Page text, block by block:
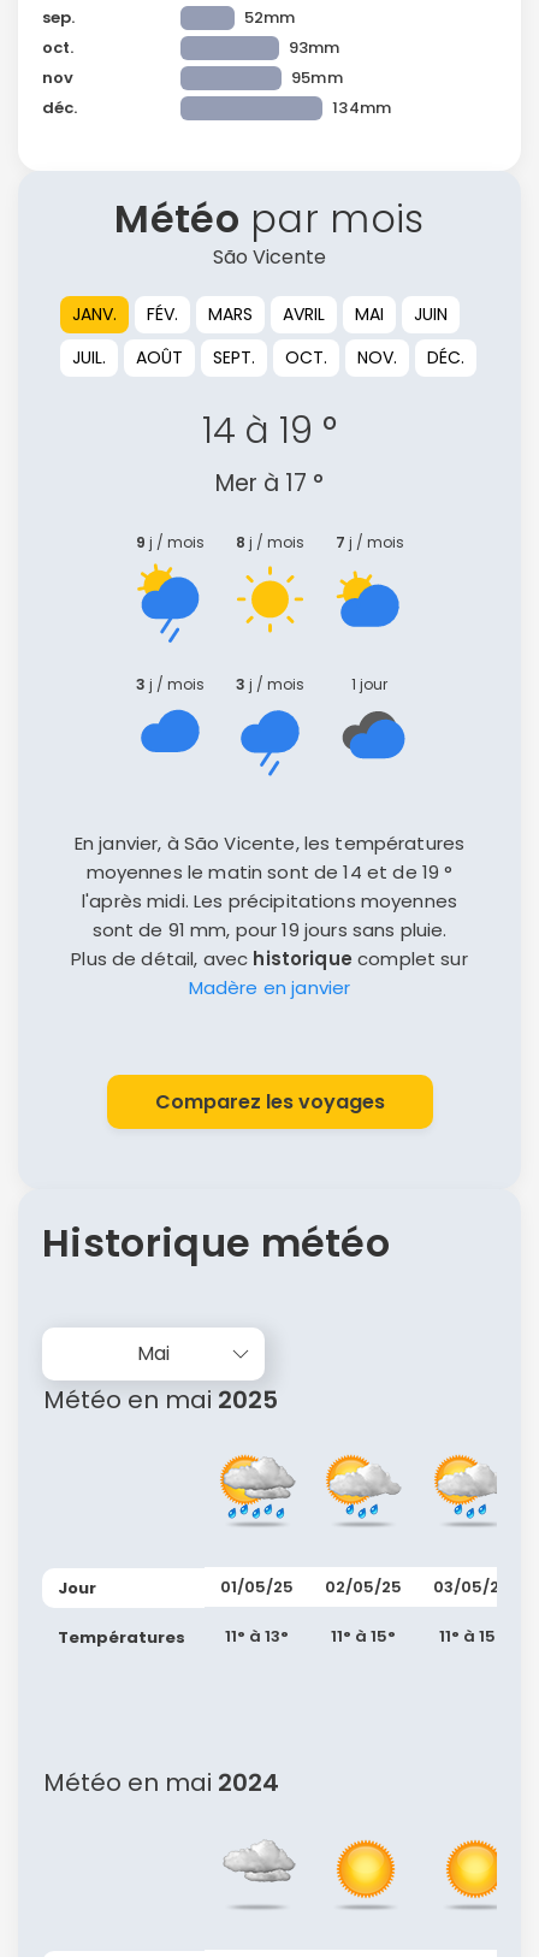
sep.
52mm
oct.
93mm
nov
95mm
déc.
134mm
Météo par mois
São Vicente
JANV. FÉV. MARS AVRIL MAI
JUIN
JUIL.
AOÛT SEPT. OCT. NOV. DÉC.
14 à 19 °
Mer à 17 °
9 j / mois 8 j / mois 7 j / mois
3 j / mois 3 j / mois 1 jour
En janvier, à São Vicente, les températures
moyennes le matin sont de 14 et de 19 °
l'après midi. Les précipitations moyennes
sont de 91 mm, pour 19 jours sans pluie.
Plus de détail, avec historique complet sur
Madère en janvier
Comparez les voyages
Historique météo
Mai
Météo en mai 2025
Jour
Températures
01/05/25
11° à 13°
02/05/25
11° à 15°
03/05/25
11° à 15°
Météo en mai 2024